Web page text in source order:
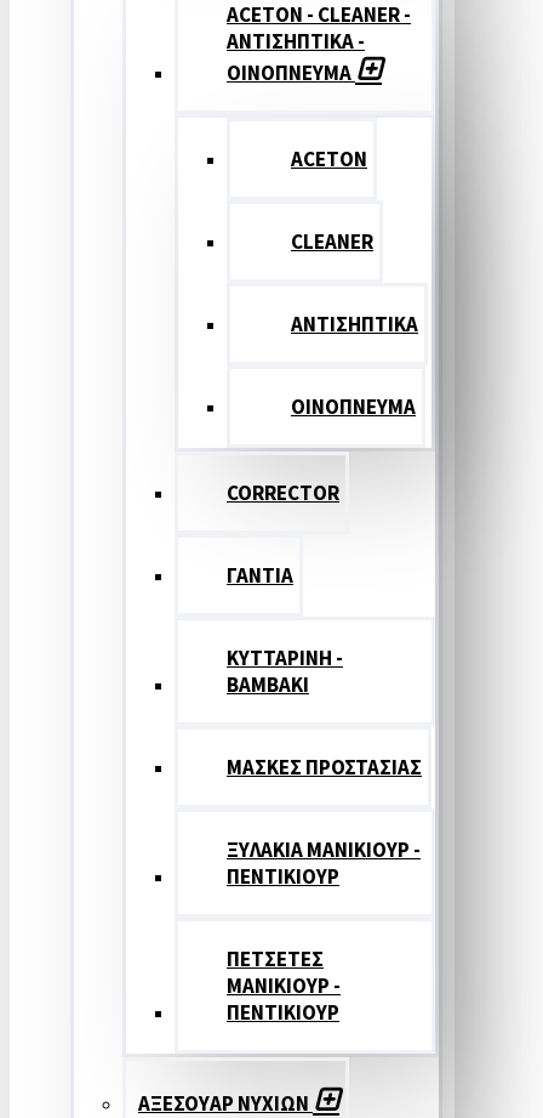
ACETON - CLEANER -
ΑΝΤΙΣΗΠΤΙΚΑ -
ΟΙΝΟΠΝΕΥΜΑ
ACETON
CLEANER
ΑΝΤΙΣΗΠΤΙΚΑ
ΟΙΝΟΠΝΕΥΜΑ
CORRECTOR
ΓΑΝΤΙΑ
ΚΥΤΤΑΡΙΝΗ -
ΒΑΜΒΑΚΙ
ΜΑΣΚΕΣ ΠΡΟΣΤΑΣΙΑΣ
ΞΥΛΑΚΙΑ ΜΑΝΙΚΙΟΥΡ -
ΠΕΝΤΙΚΙΟΥΡ
ΠΕΤΣΕΤΕΣ
ΜΑΝΙΚΙΟΥΡ -
ΠΕΝΤΙΚΙΟΥΡ
ΑΞΕΣΟΥΑΡ ΝΥΧΙΩΝ